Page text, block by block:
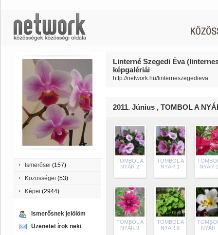
Ismerősei (157)
Közösségei (53)
Képei (2944)
Ismerősnek jelölöm
Üzenetet írok neki
Linterné Szegedi Éva
képgalériái
http://network.hu/linterneszegedieva
2011. Június , TOMBOL A
TOMBOL A
NYÁR 2
TOMBOL A
NYÁR 1
NYÁR
TOMBOL A
NYÁR 9
TOMBOL A
NYÁR 8
NYÁR